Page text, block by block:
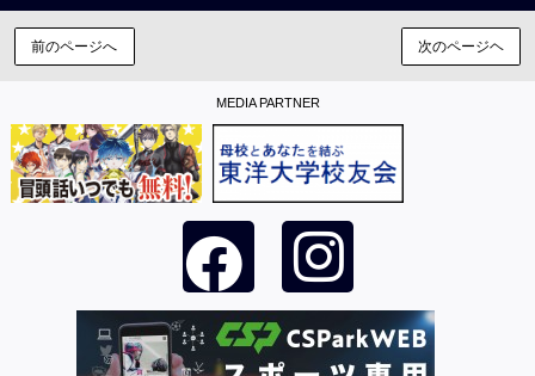
前のページへ 次のページヘ
MEDIA PARTNER